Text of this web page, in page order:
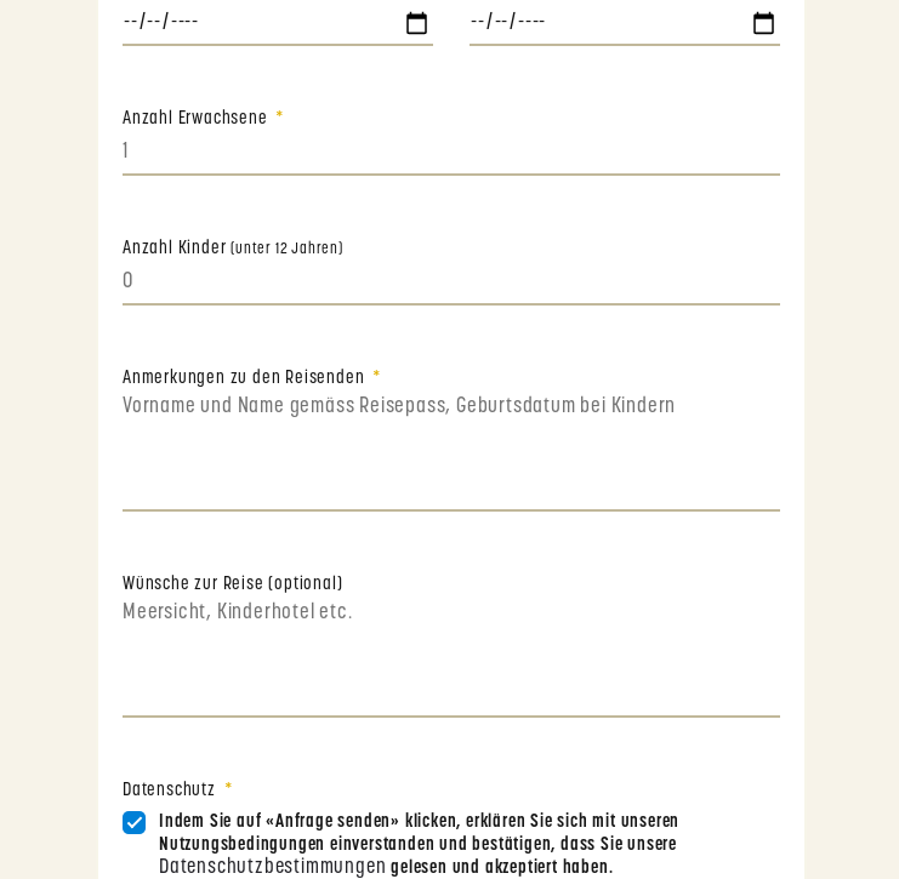
Anzahl Erwachsene
Anzahl Kinder(unter 12 Jahren)
Anmerkungen zu den Reisenden
Wünsche zur Reise (optional)
Datenschutz
Indem Sie auf «Anfrage senden» klicken, erklären Sie sich mit unseren
Nutzungsbedingungen einverstanden und bestätigen, dass Sie unsere
Datenschutzbestimmungengelesen und akzeptiert haben.